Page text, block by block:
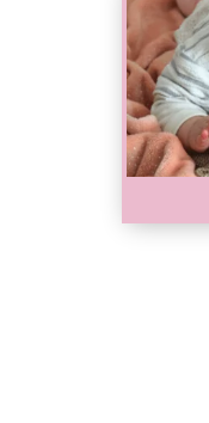
Test